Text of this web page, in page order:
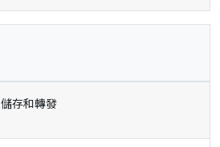
儲存和轉發